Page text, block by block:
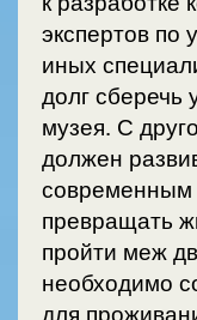
экспертов по
иных
долг сберечь
музея. С
должен
современным
превращать
пройти меж
необходимо
для